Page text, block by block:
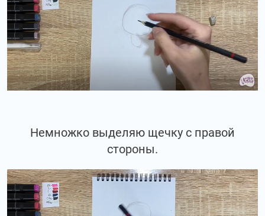
Немножко выделяю щечку с правой
стороны.